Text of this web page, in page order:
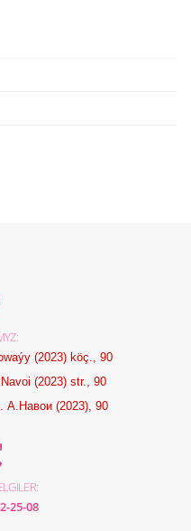
(2023) köç., 90
(2023) str., 90
А.Навои (2023), 90
25-08